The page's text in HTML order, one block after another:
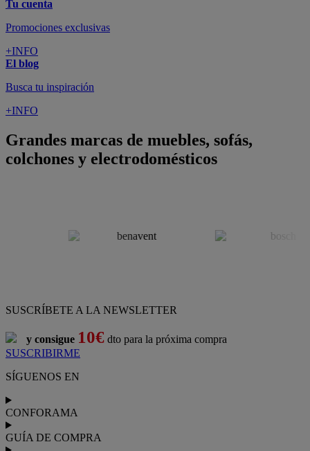
Tu cuenta
Promociones exclusivas
+INFO
El blog
Busca tu inspiración
+INFO
Grandes marcas de muebles, sofás,
colchones y electrodomésticos
SUSCRÍBETE A LA NEWSLETTER
y consigue 10€ dto para la próxima compra
SUSCRIBIRME
SÍGUENOS EN
CONFORAMA
GUÍA DE COMPRA